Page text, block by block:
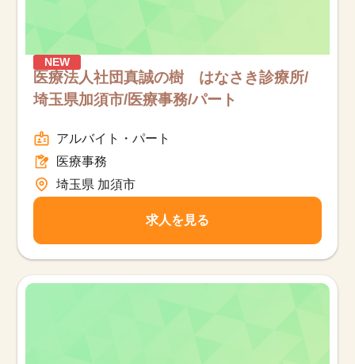
NEW
医療法人社団真誠の樹 はなさき診療所/
埼玉県加須市/医療事務/パート
アルバイト・パート
医療事務
埼玉県 加須市
求人を見る